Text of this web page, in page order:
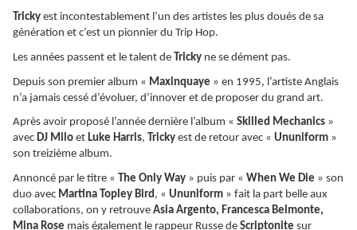
Tricky est incontestablement l’un des artistes les plus doués de sa
génération et c’est un pionnier du Trip Hop.
Les années passent et le talent de Tricky ne se dément pas.
Depuis son premier album « Maxinquaye » en 1995, l’artiste Anglais
n’a jamais cessé d’évoluer, d’innover et de proposer du grand art.
Après avoir proposé l’année dernière l’album « Skilled Mechanics »
avec DJ Milo et Luke Harris, Tricky est de retour avec « Ununiform »
son treizième album.
Annoncé par le titre « The Only Way » puis par « When We Die » son
duo avec Martina Topley Bird , « Ununiform » fait la part belle aux
collaborations, on y retrouve Asia Argento, Francesca Belmonte,
Mina Rose mais également le rappeur Russe de Scriptonite sur